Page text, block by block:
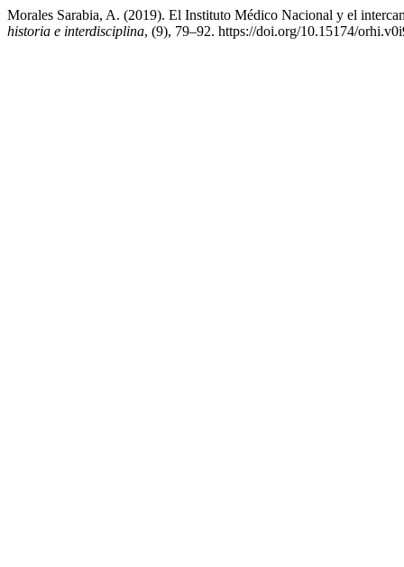
Morales Sarabia, A. (2019). El Instituto Médico Nacional y el
historia e interdisciplina, (9), 79–92. https://doi.org/10.15174/